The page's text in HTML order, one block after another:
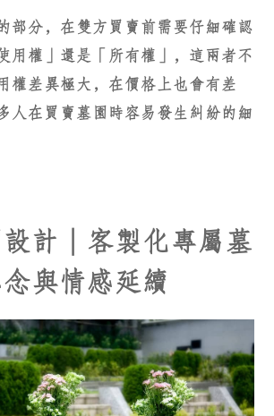
部分，在雙方買賣前需要仔細確認
用權」還是「所有權」，這兩者不
權差異極大，在價格上也會有差
人在買賣墓園時容易發生糾紛的細
計｜客製化專屬墓
與情感延續